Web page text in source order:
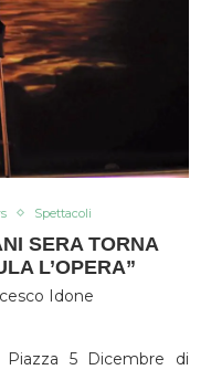
Spettacoli
SERA TORNA
L’OPERA”
Idone
5 Dicembre di